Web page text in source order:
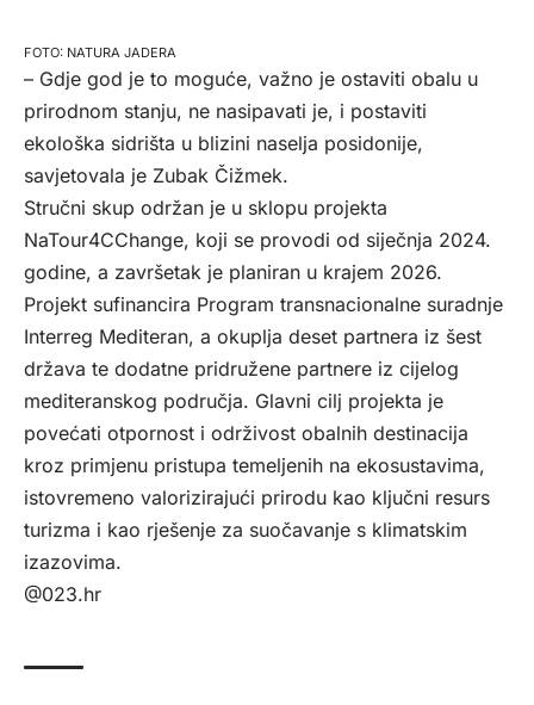
NATURA JADERA
– Gdje god je to moguće, važno je ostaviti obalu u
prirodnom stanju, ne nasipavati je, i postaviti
ekološka sidrišta u blizini naselja posidonije,
savjetovala je Zubak Čižmek.
Stručni skup održan je u sklopu projekta
NaTour4CChange, koji se provodi od siječnja 2024.
godine, a završetak je planiran u krajem 2026.
Projekt sufinancira Program transnacionalne suradnje
Interreg Mediteran, a okuplja deset partnera iz šest
država te dodatne pridružene partnere iz cijelog
mediteranskog područja. Glavni cilj projekta je
povećati otpornost i održivost obalnih destinacija
kroz primjenu pristupa temeljenih na ekosustavima,
istovremeno valorizirajući prirodu kao ključni resurs
turizma i kao rješenje za suočavanje s klimatskim
izazovima.
@023.hr